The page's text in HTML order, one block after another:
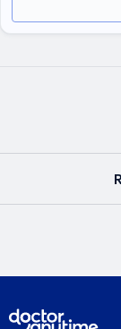
όπως
καθώς και μεγάλη